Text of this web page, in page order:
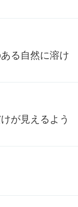
る自然に溶け
が見えるよう